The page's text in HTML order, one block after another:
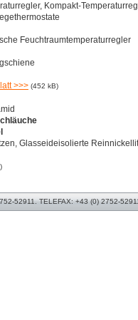
Kompakt-
Feuchtraumtemperaturregler
>>> (452 kB)
Glasseideisolierte
52911. TELEFAX: +43 (0) 2752-